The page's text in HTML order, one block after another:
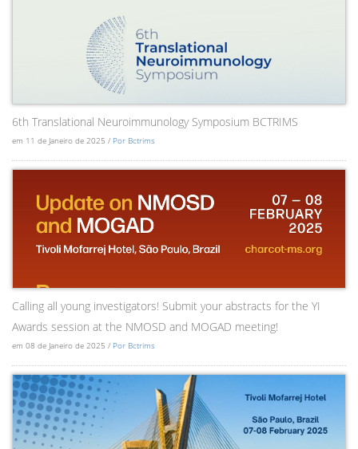
6th Translational Neuroimmunology Symposium BCTRIMS
em 11 de Janeiro de 2025 / Por Bctrims
Calling all young investigators! Submit your abstracts for the YI
Awards session at the NMOSD and MOGAD meeting!
em 08 de Janeiro de 2025 / Por Bctrims